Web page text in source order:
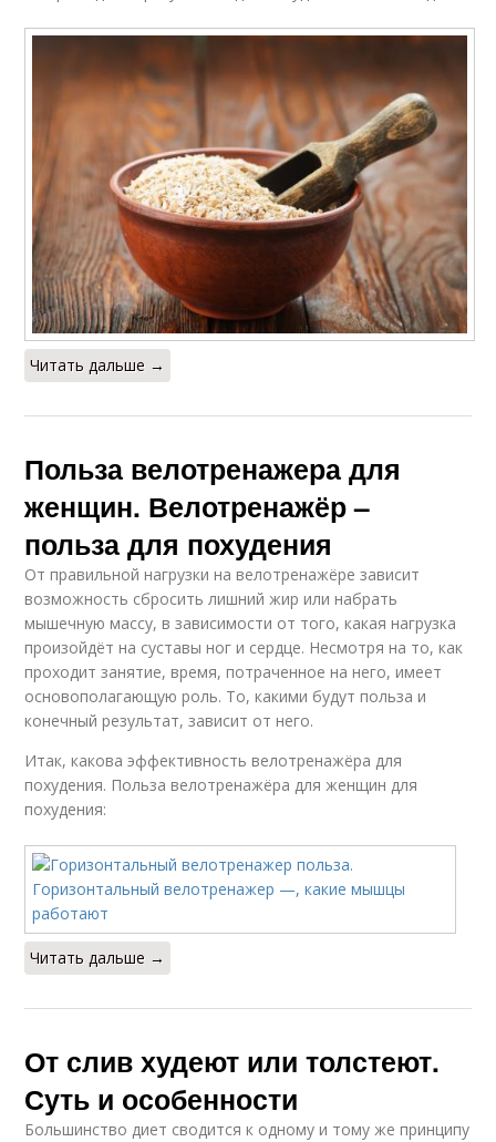
Читать дальше →
Польза велотренажера для
женщин. Велотренажёр –
польза для похудения
От правильной нагрузки на велотренажёре зависит
возможность сбросить лишний жир или набрать
мышечную массу, в зависимости от того, какая нагрузка
произойдёт на суставы ног и сердце. Несмотря на то, как
проходит занятие, время, потраченное на него, имеет
основополагающую роль. То, какими будут польза и
конечный результат, зависит от него.
Итак, какова эффективность велотренажёра для
похудения. Польза велотренажёра для женщин для
похудения:
Читать дальше →
От слив худеют или толстеют.
Суть и особенности
Большинство диет сводится к одному и тому же принципу